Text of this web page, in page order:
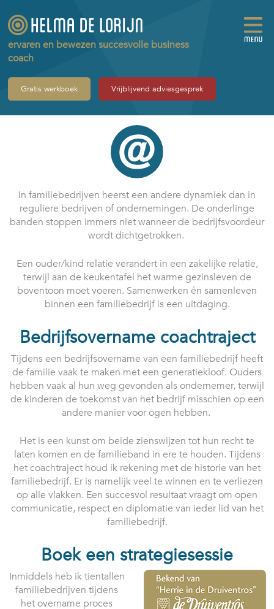
ervaren en bewezen succesvolle business
coach
Gratis werkboek Vrijblijvend adviesgesprek
In familiebedrijven heerst een andere dynamiek dan in
reguliere bedrijven of ondernemingen. De onderlinge
banden stoppen immers niet wanneer de bedrijfsvoordeur
wordt dichtgetrokken.
Een ouder/kind relatie verandert in een zakelijke relatie,
terwijl aan de keukentafel het warme gezinsleven de
boventoon moet voeren. Samenwerken én samenleven
binnen een familiebedrijf is een uitdaging.
Bedrijfsovername coachtraject
Tijdens een bedrijfsovername van een familiebedrijf heeft
de familie vaak te maken met een generatiekloof. Ouders
hebben vaak al hun weg gevonden als ondernemer, terwijl
de kinderen de toekomst van het bedrijf misschien op een
andere manier voor ogen hebben.
Het is een kunst om beide zienswijzen tot hun recht te
laten komen en de familieband in ere te houden. Tijdens
het coachtraject houd ik rekening met de historie van het
familiebedrijf. Er is namelijk veel te winnen en te verliezen
op alle vlakken. Een succesvol resultaat vraagt om open
communicatie, respect en diplomatie van ieder lid van het
familiebedrijf.
Boek een strategiesessie
Inmiddels heb ik tientallen
familiebedrijven tijdens
het overname proces